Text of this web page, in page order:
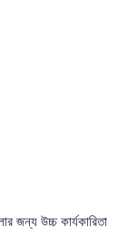
জন্য উচ্চ কার্যকারিতা